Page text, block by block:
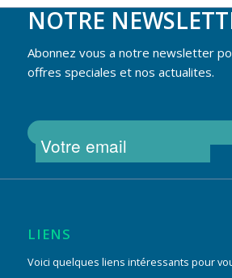
NOTRE
Abonnez vous a notre newsletter
offres speciales et nos actualites.
LIENS
Voici quelques liens intéressants pour